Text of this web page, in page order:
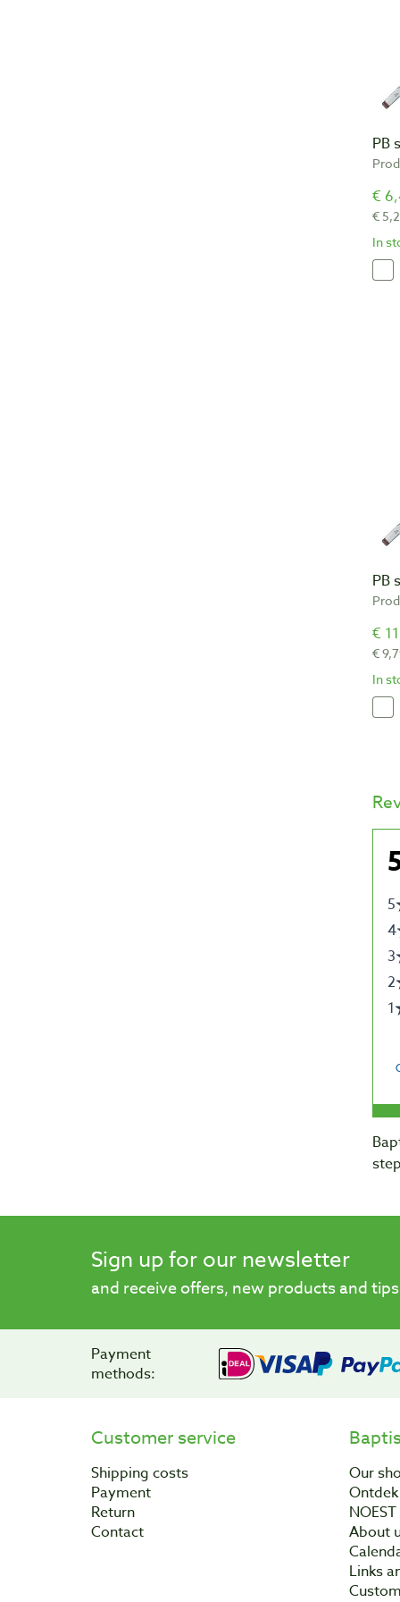
PB
€
€
In
PB
€
€
In
Sign up for our newsletter
and receive offers, new products and
Payment
methods:
Customer service
Shipping costs
Payment
Return
Contact
Our
NOEST
About
Links